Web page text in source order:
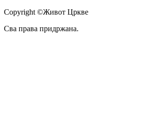
Copyright ©Живот Цркве
Сва права придржана.